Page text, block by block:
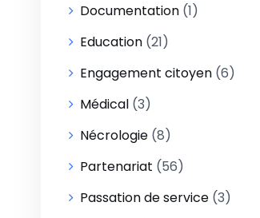
Documentation (1)
Education (21)
Engagement citoyen (6)
Médical (3)
Nécrologie (8)
Partenariat (56)
Passation de service (3)